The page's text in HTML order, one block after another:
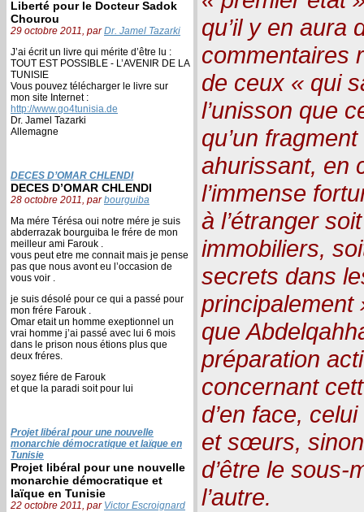
Liberté pour le Docteur Sadok
Chourou
29 octobre 2011, parDr. Jamel Tazarki
J’ai écrit un livre qui mérite d’être lu :
TOUT EST POSSIBLE - L’AVENIR DE LA
TUNISIE
Vous pouvez télécharger le livre sur
mon site Internet :
http://www.go4tunisia.de
Dr. Jamel Tazarki
Allemagne
DECES D’OMAR CHLENDI
DECES D’OMAR CHLENDI
28 octobre 2011, parbourguiba
Ma mére Térésa oui notre mére je suis
abderrazak bourguiba le frére de mon
meilleur ami Farouk .
vous peut etre me connait mais je pense
pas que nous avont eu l’occasion de
vous voir .
je suis désolé pour ce qui a passé pour
mon frére Farouk .
Omar etait un homme exeptionnel un
vrai homme j’ai passé avec lui 6 mois
dans le prison nous étions plus que
deux fréres.
soyez fiére de Farouk
et que la paradi soit pour lui
Projet libéral pour une nouvelle
monarchie démocratique et laïque en
Tunisie
Projet libéral pour une nouvelle
monarchie démocratique et
laïque en Tunisie
22 octobre 2011, par Victor Escroignard
qu’il y en aura
commentaires
de ceux « qui
l’unisson que
qu’un
ahurissant, en
l’immense
à l’étranger
immobiliers,
secrets dans
principalement
que
préparation
concernant
d’en face,
et sœurs,
d’être le sous-
l’autre.